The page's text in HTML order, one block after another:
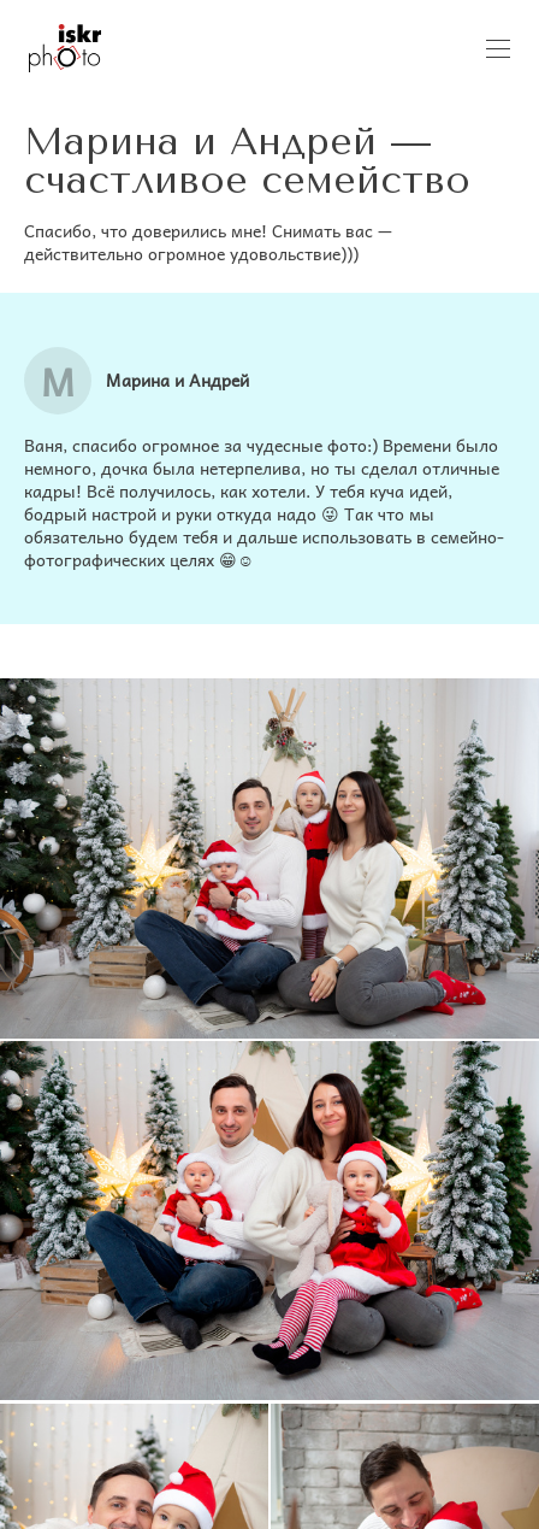
Марина и Андрей —
счастливое семейство
Спасибо, что доверились мне! Снимать вас —
действительно огромное удовольствие)))
М Марина и Андрей
Ваня, спасибо огромное за чудесные фото:) Времени было
немного, дочка была нетерпелива, но ты сделал отличные
кадры! Всё получилось, как хотели. У тебя куча идей,
бодрый настрой и руки откуда надо 😜 Так что мы
обязательно будем тебя и дальше использовать в семейно-
фотографических целях 😁☺️